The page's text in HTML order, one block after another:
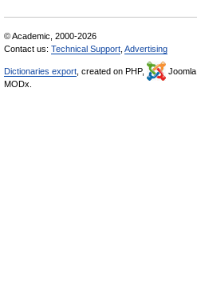
© Academic, 2000-2026
Contact us: Technical Support Advertising
Dictionaries export , created on PHP, Joomla,
MODx.